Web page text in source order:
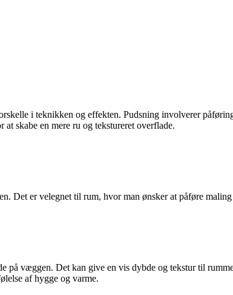
i teknikken og effekten. Pudsning involverer
skabe en mere ru og tekstureret overflade.
Det er velegnet til rum, hvor man ønsker at påføre
på væggen. Det kan give en vis dybde og tekstur til
af hygge og varme.